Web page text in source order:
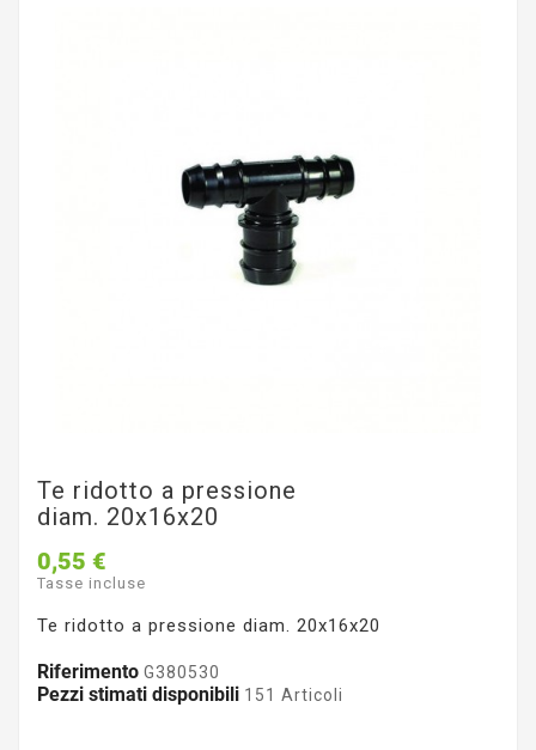
Te ridotto a pressione
diam. 20x16x20
0,55 €
Tasse incluse
Te ridotto a pressione diam. 20x16x20
Riferimento G380530
Pezzi stimati disponibili 151 Articoli